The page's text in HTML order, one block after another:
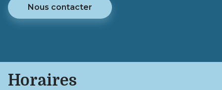
Nous contacter
Horaires